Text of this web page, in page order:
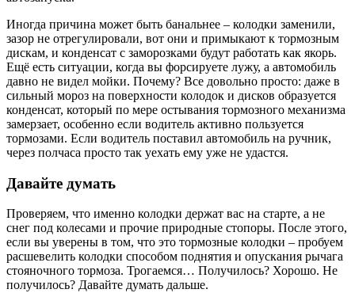
Иногда причина может быть банальнее – колодки заменили,
зазор не отрегулировали, вот они и примыкают к тормозным
дискам, и конденсат с заморозками будут работать как якорь.
Ещё есть ситуации, когда вы форсируете лужу, а автомобиль
давно не видел мойки. Почему? Все довольно просто: даже в
сильный мороз на поверхности колодок и дисков образуется
конденсат, который по мере остывания тормозного механизма
замерзает, особенно если водитель активно пользуется
тормозами. Если водитель поставил автомобиль на ручник,
через полчаса просто так уехать ему уже не удастся.
Давайте думать
Проверяем, что именно колодки держат вас на старте, а не
снег под колесами и прочие природные стопоры. После этого,
если вы уверены в том, что это тормозные колодки – пробуем
расшевелить колодки способом поднятия и опускания рычага
стояночного тормоза. Трогаемся… Получилось? Хорошо. Не
получилось? Давайте думать дальше.